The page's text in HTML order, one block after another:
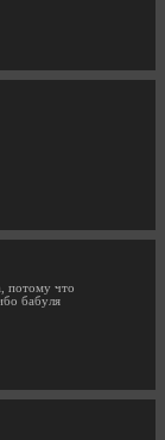
потому что
бабуля